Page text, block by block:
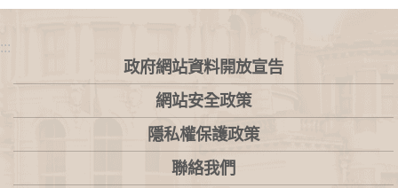
:::
政府網站資料開放宣告
網站安全政策
隱私權保護政策
聯絡我們